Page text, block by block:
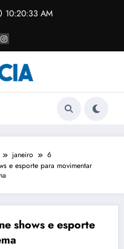
10:20:33 AM
janeiro
6
e esporte para movimentar
shows e esporte